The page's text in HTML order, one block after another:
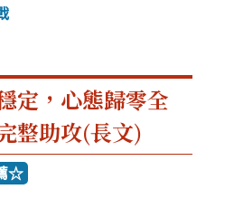
定，心態歸零全
整助攻(長文)
☆